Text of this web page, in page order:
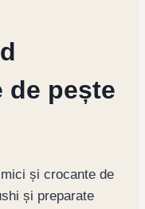
de pește
și crocante de
și preparate